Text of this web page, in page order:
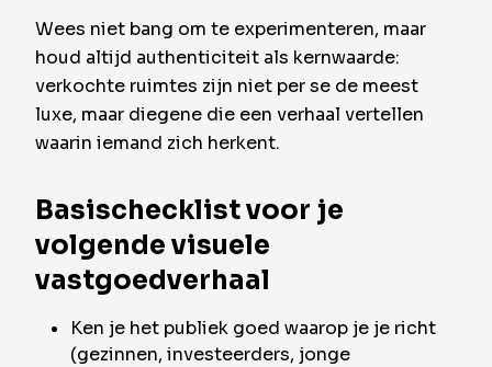
Wees niet bang om te experimenteren, maar
houd altijd authenticiteit als kernwaarde:
verkochte ruimtes zijn niet per se de meest
luxe, maar diegene die een verhaal vertellen
waarin iemand zich herkent.
Basischecklist voor je
volgende visuele
vastgoedverhaal
Ken je het publiek goed waarop je je richt
(gezinnen, investeerders, jonge